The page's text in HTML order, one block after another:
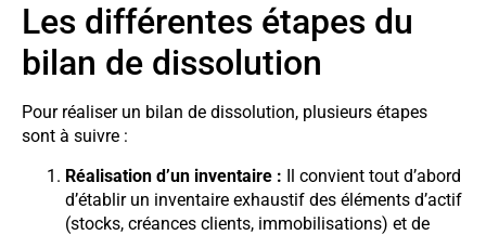
Les différentes étapes du
bilan de dissolution
Pour réaliser un bilan de dissolution, plusieurs étapes
sont à suivre :
Réalisation d’un inventaire : Il convient tout d’abord
d’établir un inventaire exhaustif des éléments d’actif
(stocks, créances clients, immobilisations) et de